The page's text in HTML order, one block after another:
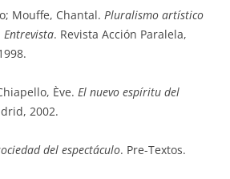
Mouffe, Chantal. Pluralismo artístico
Entrevista. Revista Acción Paralela,
Ève. El nuevo espíritu del
2002.
del espectáculo. Pre-Textos.